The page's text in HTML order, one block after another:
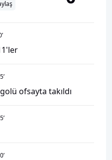
’
’
ofsayta takıldı
’
’